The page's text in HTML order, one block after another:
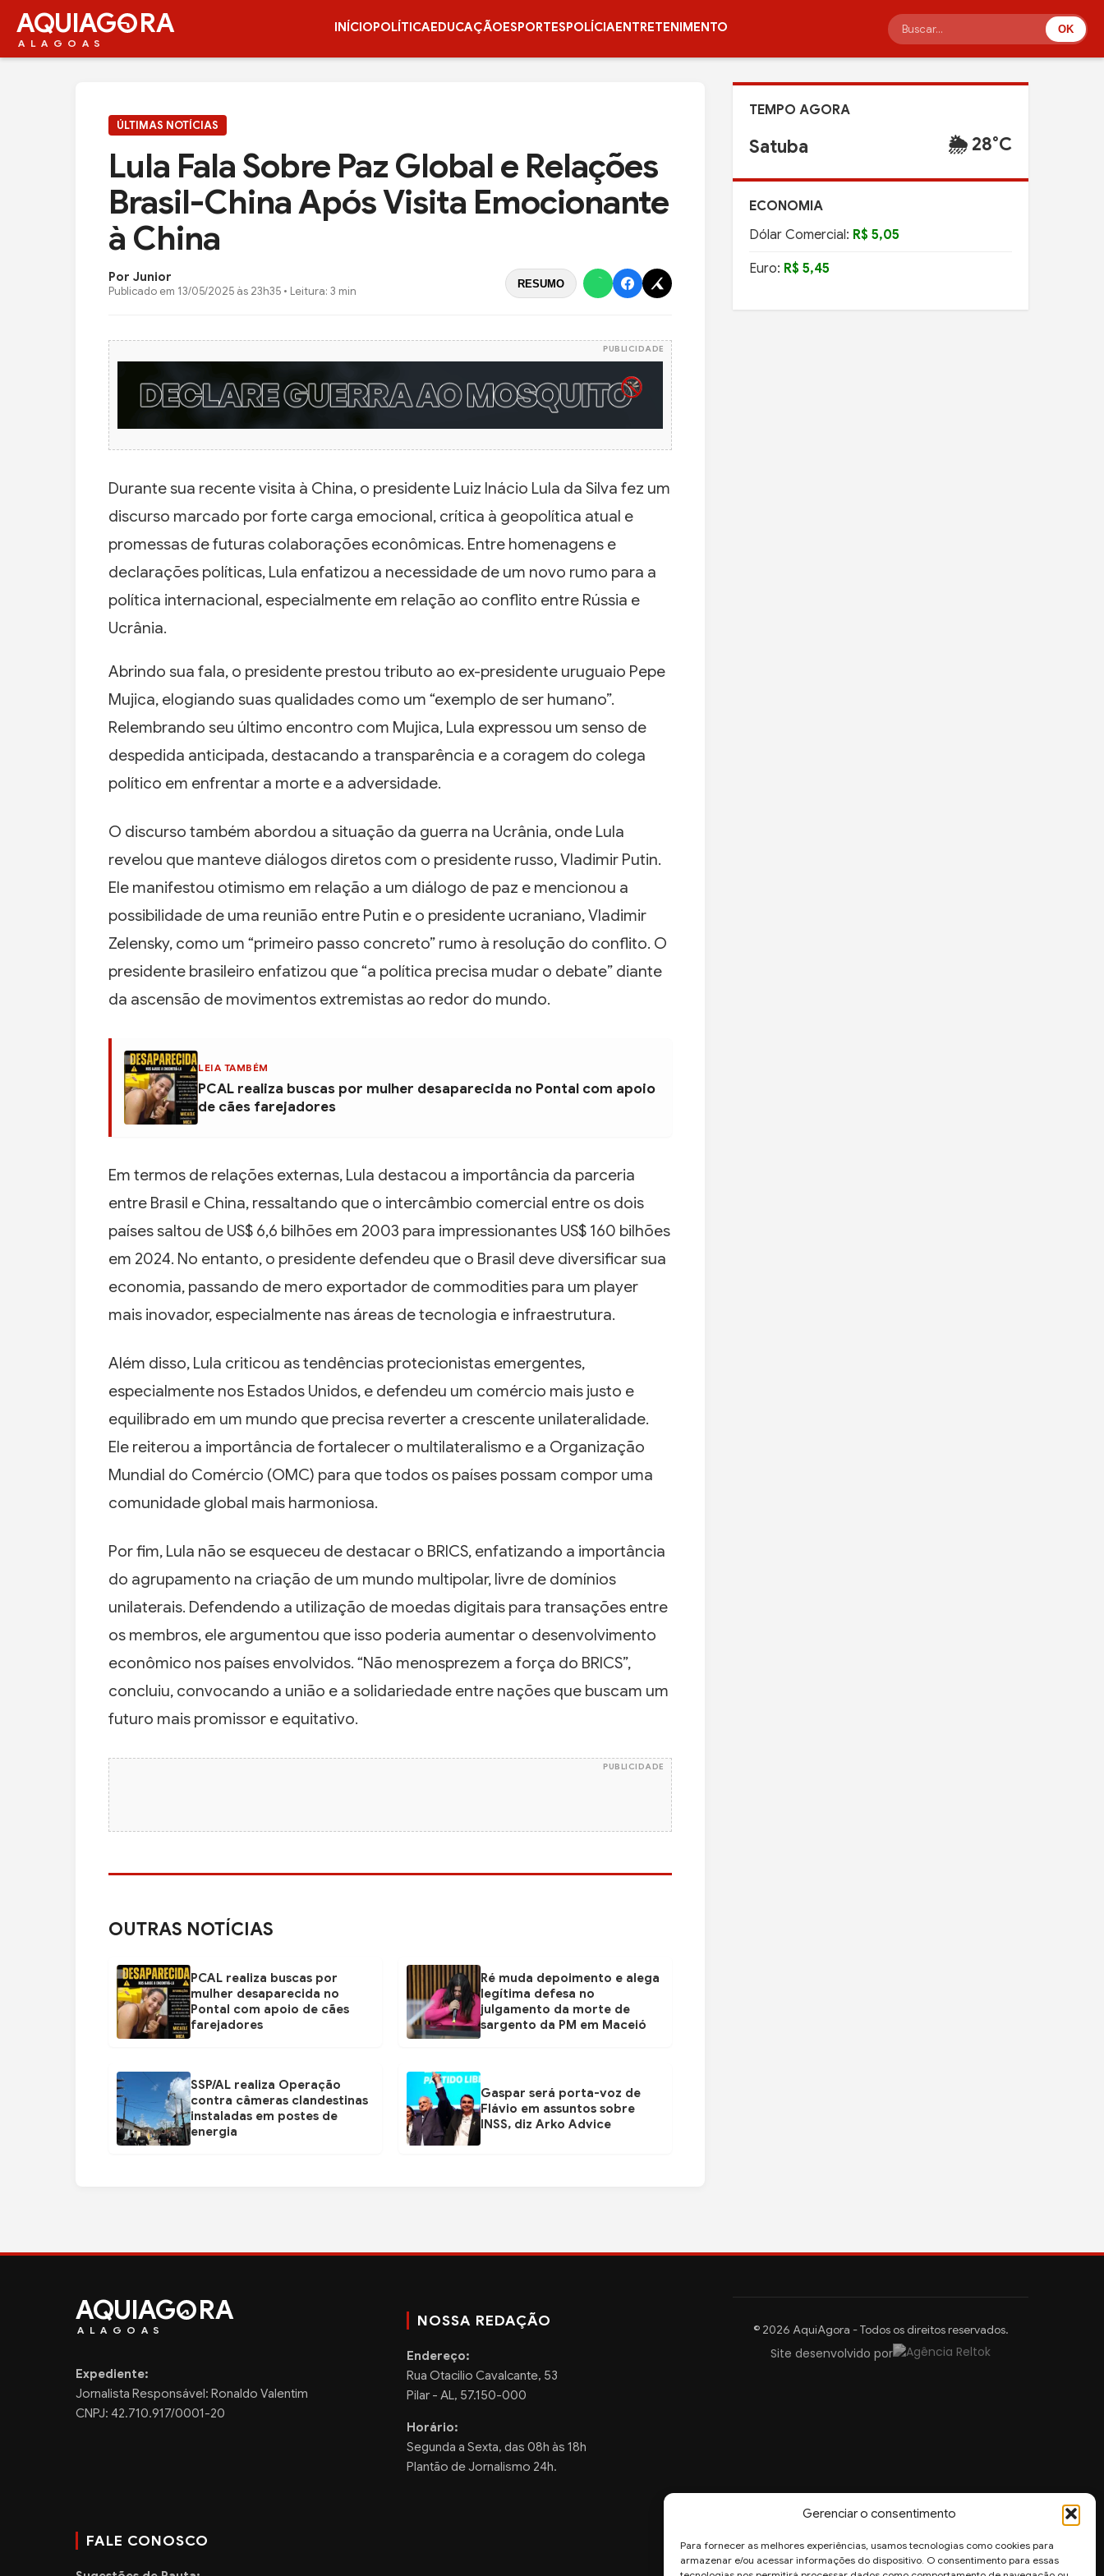
Gerenciar o consentimento
Para fornecer as melhores experiências, usamos tecnologias como cookies para
armazenar e/ou acessar informações do dispositivo. O consentimento para essas
AQUIAG RA
ALAGOAS
INÍCIOPOLÍTICAEDUCAÇÃOESPORTESPOLÍCIAENTRETENIMENTO OK
ÚLTIMAS NOTÍCIAS
Lula Fala Sobre Paz Global e Relações
Brasil-China Após Visita Emocionante
à China
Por Junior
Publicado em 13/05/2025 às 23h35 • Leitura: 3 min
RESUMO
PUBLICIDADE
Durante sua recente visita à China, o presidente Luiz Inácio Lula da Silva fez um
discurso marcado por forte carga emocional, crítica à geopolítica atual e
promessas de futuras colaborações econômicas. Entre homenagens e
declarações políticas, Lula enfatizou a necessidade de um novo rumo para a
política internacional, especialmente em relação ao conflito entre Rússia e
Ucrânia.
Abrindo sua fala, o presidente prestou tributo ao ex-presidente uruguaio Pepe
Mujica, elogiando suas qualidades como um “exemplo de ser humano”.
Relembrando seu último encontro com Mujica, Lula expressou um senso de
despedida anticipada, destacando a transparência e a coragem do colega
político em enfrentar a morte e a adversidade.
O discurso também abordou a situação da guerra na Ucrânia, onde Lula
revelou que manteve diálogos diretos com o presidente russo, Vladimir Putin.
Ele manifestou otimismo em relação a um diálogo de paz e mencionou a
possibilidade de uma reunião entre Putin e o presidente ucraniano, Vladimir
Zelensky, como um “primeiro passo concreto” rumo à resolução do conflito. O
presidente brasileiro enfatizou que “a política precisa mudar o debate” diante
da ascensão de movimentos extremistas ao redor do mundo.
LEIA TAMBÉM
PCAL realiza buscas por mulher desaparecida no Pontal com apoio
de cães farejadores
Em termos de relações externas, Lula destacou a importância da parceria
entre Brasil e China, ressaltando que o intercâmbio comercial entre os dois
países saltou de US$ 6,6 bilhões em 2003 para impressionantes US$ 160 bilhões
em 2024. No entanto, o presidente defendeu que o Brasil deve diversificar sua
economia, passando de mero exportador de commodities para um player
mais inovador, especialmente nas áreas de tecnologia e infraestrutura.
Além disso, Lula criticou as tendências protecionistas emergentes,
especialmente nos Estados Unidos, e defendeu um comércio mais justo e
equilibrado em um mundo que precisa reverter a crescente unilateralidade.
Ele reiterou a importância de fortalecer o multilateralismo e a Organização
Mundial do Comércio (OMC) para que todos os países possam compor uma
comunidade global mais harmoniosa.
Por fim, Lula não se esqueceu de destacar o BRICS, enfatizando a importância
do agrupamento na criação de um mundo multipolar, livre de domínios
unilaterais. Defendendo a utilização de moedas digitais para transações entre
os membros, ele argumentou que isso poderia aumentar o desenvolvimento
econômico nos países envolvidos. “Não menosprezem a força do BRICS”,
concluiu, convocando a união e a solidariedade entre nações que buscam um
futuro mais promissor e equitativo.
PUBLICIDADE
OUTRAS NOTÍCIAS
PCAL realiza buscas por
mulher desaparecida no
Pontal com apoio de cães
farejadores
Ré muda depoimento e alega
legítima defesa no
julgamento da morte de
sargento da PM em Maceió
SSP/AL realiza Operação
contra câmeras clandestinas
instaladas em postes de
energia
Gaspar será porta-voz de
Flávio em assuntos sobre
INSS, diz Arko Advice
TEMPO AGORA
Satuba 🌦️ 28°C
ECONOMIA
Dólar Comercial: R$ 5,05
Euro: R$ 5,45
AQUIAG RA
ALAGOAS
Expediente:
Jornalista Responsável: Ronaldo Valentim
CNPJ: 42.710.917/0001-20
NOSSA REDAÇÃO
Endereço:
Rua Otacilio Cavalcante, 53
Pilar - AL, 57.150-000
Horário:
Segunda a Sexta, das 08h às 18h
Plantão de Jornalismo 24h.
FALE CONOSCO
© 2026 AquiAgora - Todos os direitos reservados.
Site desenvolvido por